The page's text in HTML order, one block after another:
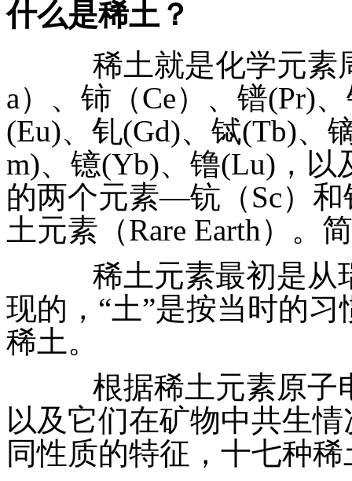
什么是稀土？
稀土就是化学元素
a）、铈（Ce）、镨(Pr)
(Eu)、钆(Gd)、铽(Tb)、
m)、镱(Yb)、镥(Lu)，以
的两个元素—钪（Sc）
土元素（Rare Earth）。
稀土元素最初是从
现的，“土”是按当时的
稀土。
根据稀土元素原子
以及它们在矿物中共生
同性质的特征，十七种